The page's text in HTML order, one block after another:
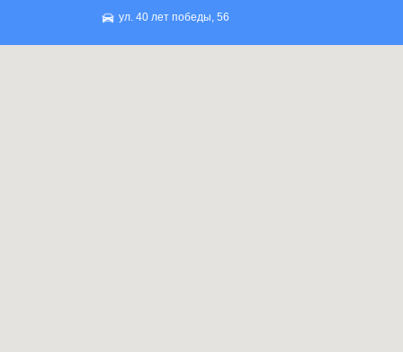
ул. 40 лет победы, 56